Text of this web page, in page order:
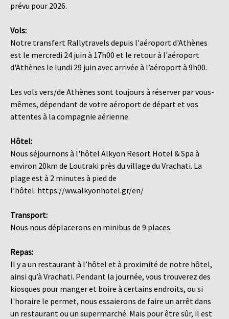
prévu pour 2026.
Vols:
Notre transfert Rallytravels depuis l'aéroport d'Athènes
est le mercredi 24 juin à 17h00 et le retour à l'aéroport
d'Athènes le lundi 29 juin avec arrivée à l’aéroport à 9h00.
Les vols vers/de Athènes sont toujours à réserver par vous-
mêmes, dépendant de votre aéroport de départ et vos
attentes à la compagnie aérienne.
Hôtel:
Nous séjournons à l'hôtel Alkyon Resort Hotel & Spa à
environ 20km de Loutraki près du village du Vrachati. La
plage est à 2 minutes à pied de
l’hôtel. https://ww.alkyonhotel.gr/en/
Transport:
Nous nous déplacerons en minibus de 9 places.
Repas:
Il y a un restaurant à l’hôtel et à proximité de notre hôtel,
ainsi qu’à Vrachati. Pendant la journée, vous trouverez des
kiosques pour manger et boire à certains endroits, ou si
l'horaire le permet, nous essaierons de faire un arrêt dans
un restaurant ou un supermarché. Mais pour être sûr, il est